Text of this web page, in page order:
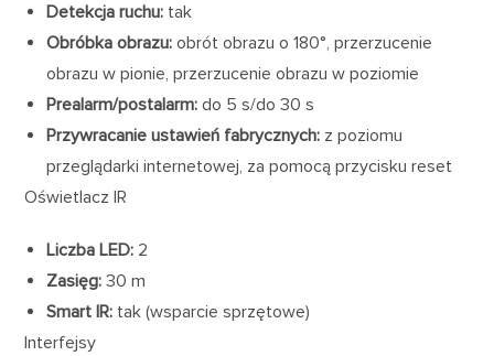
Detekcja ruchu: tak
Obróbka obrazu: obrót obrazu o 180°, przerzucenie
obrazu w pionie, przerzucenie obrazu w poziomie
Prealarm/postalarm: do 5 s/do 30 s
Przywracanie ustawień fabrycznych: z poziomu
przeglądarki internetowej, za pomocą przycisku reset
Oświetlacz IR
Liczba LED: 2
Zasięg: 30 m
Smart IR: tak (wsparcie sprzętowe)
Interfejsy